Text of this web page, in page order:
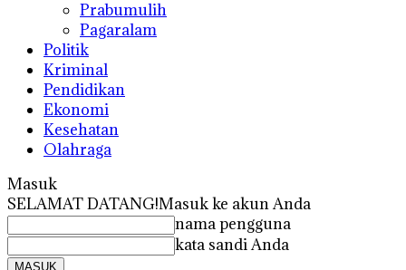
Prabumulih
Pagaralam
Politik
Kriminal
Pendidikan
Ekonomi
Kesehatan
Olahraga
Masuk
SELAMAT DATANG!Masuk ke akun Anda
nama pengguna
kata sandi Anda